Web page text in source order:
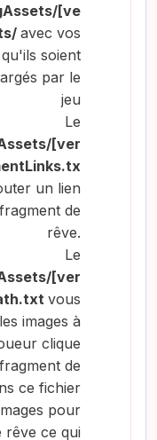
[ve
avec vos
soient
par le
jeu
Le
[ver
un lien
de
rêve.
Le
[ver
vous
images à
clique
de
ce fichier
pour
rêve ce qui